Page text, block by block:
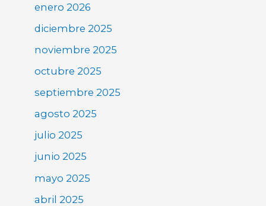
enero 2026
diciembre 2025
noviembre 2025
octubre 2025
septiembre 2025
agosto 2025
julio 2025
junio 2025
mayo 2025
abril 2025